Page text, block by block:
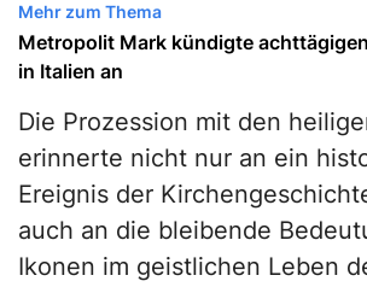
Mehr zum Thema
Metropolit Mark kündigte
in Italien an
Die Prozession mit den
erinnerte nicht nur an ein
Ereignis der
auch an die bleibende
Ikonen im geistlichen Leben